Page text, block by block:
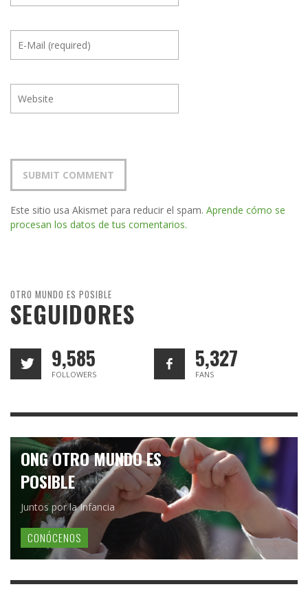
Este sitio usa Akismet para reducir el spam. Aprende cómo se
procesan los datos de tus comentarios.
OTRO MUNDO ES POSIBLE
SEGUIDORES
9,585
FOLLOWERS
5,327
FANS
ONG OTRO MUNDO ES
POSIBLE
Juntos por la Infancia
CONÓCENOS